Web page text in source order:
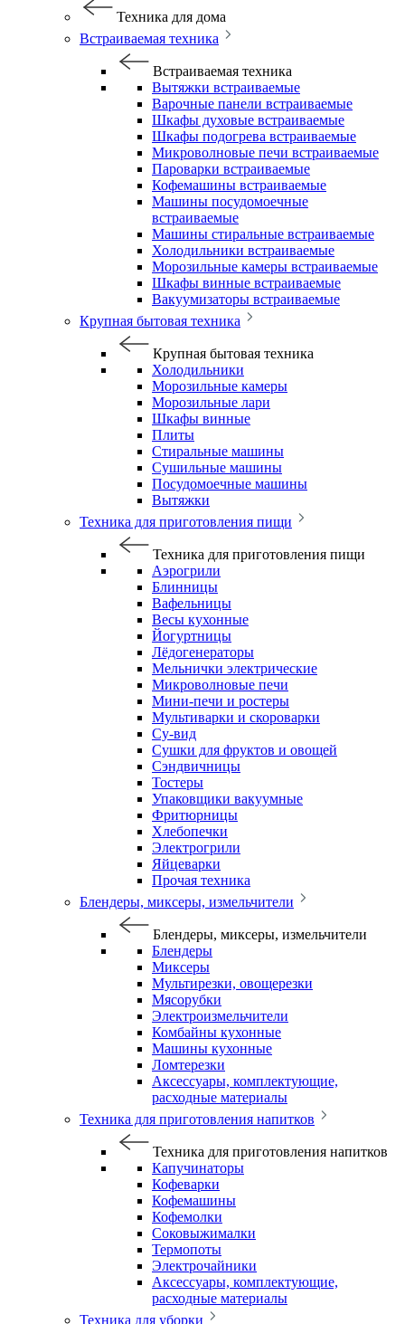
Техника для дома
Встраиваемая техника
Встраиваемая техника
Вытяжки встраиваемые
Варочные панели встраиваемые
Шкафы духовые встраиваемые
Шкафы подогрева встраиваемые
Микроволновые печи встраиваемые
Пароварки встраиваемые
Кофемашины встраиваемые
Машины посудомоечные
встраиваемые
Машины стиральные встраиваемые
Холодильники встраиваемые
Морозильные камеры встраиваемые
Шкафы винные встраиваемые
Вакуумизаторы встраиваемые
Крупная бытовая техника
Крупная бытовая техника
Холодильники
Морозильные камеры
Морозильные лари
Шкафы винные
Плиты
Стиральные машины
Сушильные машины
Посудомоечные машины
Вытяжки
Техника для приготовления пищи
Техника для приготовления пищи
Аэрогрили
Блинницы
Вафельницы
Весы кухонные
Йогуртницы
Лёдогенераторы
Мельнички электрические
Микроволновые печи
Мини-печи и ростеры
Мультиварки и скороварки
Су-вид
Сушки для фруктов и овощей
Сэндвичницы
Тостеры
Упаковщики вакуумные
Фритюрницы
Хлебопечки
Электрогрили
Яйцеварки
Прочая техника
Блендеры, миксеры, измельчители
Блендеры, миксеры, измельчители
Блендеры
Миксеры
Мультирезки, овощерезки
Мясорубки
Электроизмельчители
Комбайны кухонные
Машины кухонные
Ломтерезки
Аксессуары, комплектующие,
расходные материалы
Техника для приготовления напитков
Техника для приготовления напитков
Капучинаторы
Кофеварки
Кофемашины
Кофемолки
Соковыжималки
Термопоты
Электрочайники
Аксессуары, комплектующие,
расходные материалы
Техника для уборки